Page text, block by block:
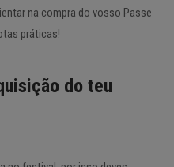
na compra do vosso Passe
práticas!
do teu